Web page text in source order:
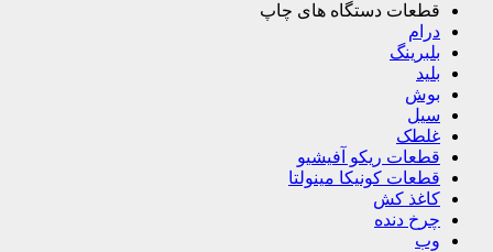
قطعات دستگاه های چاپ
درام
بلبرینگ
بلید
بوش
سیل
غلطک
قطعات ریکو آفیشیو
قطعات کونیکا مینولتا
کاغذ کش
چرخ دنده
وب